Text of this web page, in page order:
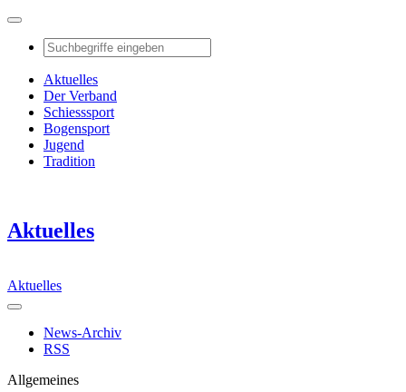
Aktuelles
Der Verband
Schiesssport
Bogensport
Jugend
Tradition
Aktuelles
Aktuelles
News-Archiv
RSS
Allgemeines